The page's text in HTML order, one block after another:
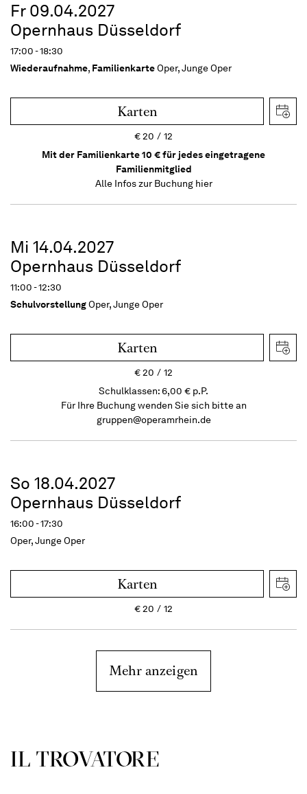
Fr 09.04.2027
Opernhaus Düsseldorf
17:00 - 18:30
Wiederaufnahme, FamilienkarteOper, Junge Oper
Karten
€20
12
Mit der Familienkarte 10 € für jedes eingetragene
Familienmitglied
Alle Infos zur Buchung hier
Mi 14.04.2027
Opernhaus Düsseldorf
11:00 - 12:30
SchulvorstellungOper, Junge Oper
Karten
€20
12
Schulklassen: 6,00 € p.P.
Für Ihre Buchung wenden Sie sich bitte an
gruppen@operamrhein.de
So 18.04.2027
Opernhaus Düsseldorf
16:00 - 17:30
Oper, Junge Oper
Karten
€20 12
Mehr anzeigen
IL TROVA­TORE